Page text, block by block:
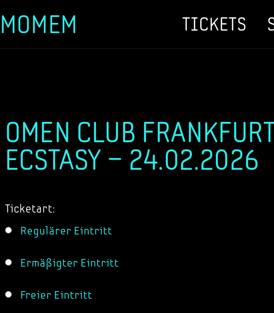
Zum
MOMEM TICKETS
OMEN CLUB
ECSTASY – 24.02.2026
Ticketart:
Regulärer Eintritt
Ermäßigter Eintritt
Freier Eintritt